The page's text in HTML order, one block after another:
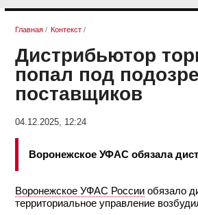
Главная / Контекст /
Дистрибьютор
попал под
поставщиков
04.12.2025, 12:24
Воронежское УФАС обязала
Воронежское УФАС России обязало
территориальное управление